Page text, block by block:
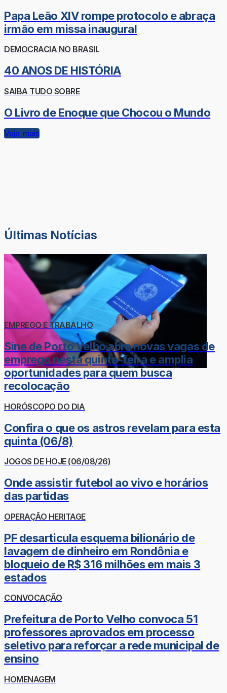
Papa Leão XIV rompe protocolo e abraça
irmão em missa inaugural
DEMOCRACIA NO BRASIL
40 ANOS DE HISTÓRIA
SAIBA TUDO SOBRE
O Livro de Enoque que Chocou o Mundo
Veja mais
Últimas Notícias
EMPREGO E TRABALHO
Sine de Porto Velho abre novas vagas de
emprego nesta quinta-feira e amplia
oportunidades para quem busca
recolocação
HORÓSCOPO DO DIA
Confira o que os astros revelam para esta
quinta (06/8)
JOGOS DE HOJE (06/08/26)
Onde assistir futebol ao vivo e horários
das partidas
OPERAÇÃO HERITAGE
PF desarticula esquema bilionário de
lavagem de dinheiro em Rondônia e
bloqueio de R$ 316 milhões em mais 3
estados
CONVOCAÇÃO
Prefeitura de Porto Velho convoca 51
professores aprovados em processo
seletivo para reforçar a rede municipal de
ensino
HOMENAGEM